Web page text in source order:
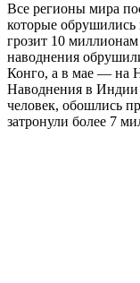
Все регионы мира
которые обрушились
грозит 10
наводнения
Конго, а в мае — на
Наводнения в Индии
человек, обошлись
затронули более 7